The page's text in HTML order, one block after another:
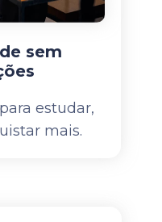
sem
estudar,
mais.